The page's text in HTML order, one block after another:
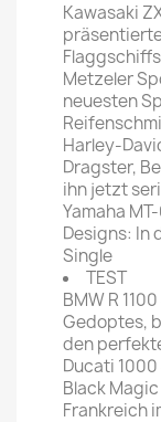
Kawasaki
Flaggschiffs
Metzeler
neuesten
Harley-
Dragster,
ihn jetzt
Yamaha
Designs: In
Single
TEST
BMW R
Gedoptes,
den
Ducati
Black
Frankreich